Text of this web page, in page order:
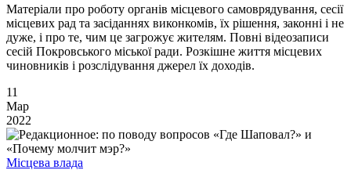
Матеріали про роботу органів місцевого самоврядування, сесії
місцевих рад та засіданнях виконкомів, їх рішення, законні і не
дуже, і про те, чим це загрожує жителям. Повні відеозаписи
сесій Покровського міської ради. Розкішне життя місцевих
чиновників і розслідування джерел їх доходів.
11
Мар
2022
Місцева влада